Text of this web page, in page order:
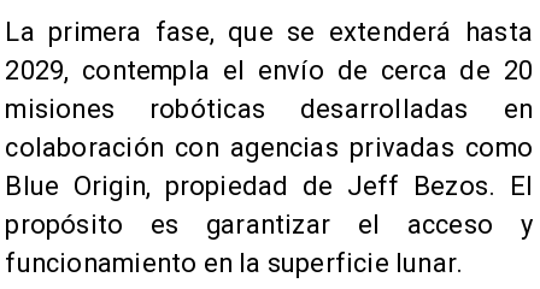
La primera fase, que se extenderá hasta
2029, contempla el envío de cerca de 20
misiones robóticas desarrolladas en
colaboración con agencias privadas como
Blue Origin, propiedad de Jeff Bezos. El
propósito es garantizar el acceso y
funcionamiento en la superficie lunar.